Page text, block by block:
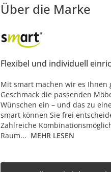
Über die Marke
Flexibel und individuell
Mit smart machen wir es
Geschmack die passenden
Wünschen ein – und das zu
smart können Sie frei
Zahlreiche
Raum... MEHR LESEN